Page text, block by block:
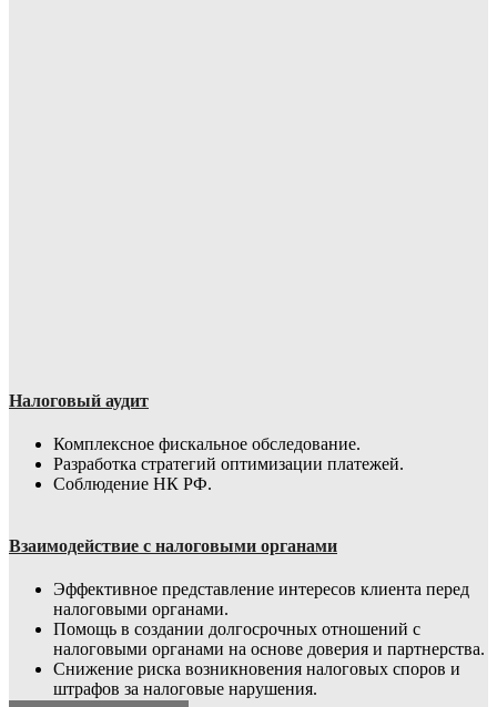
Налоговый аудит
Комплексное фискальное обследование.
Разработка стратегий оптимизации платежей.
Соблюдение НК РФ.
Взаимодействие с налоговыми органами
Эффективное представление интересов клиента перед
налоговыми органами.
Помощь в создании долгосрочных отношений с
налоговыми органами на основе доверия и партнерства.
Снижение риска возникновения налоговых споров и
штрафов за налоговые нарушения.